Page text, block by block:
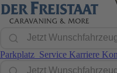
Parkplatz Service Karriere